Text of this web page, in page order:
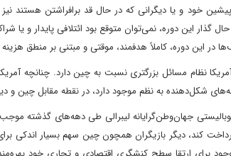
خود و یا دیگرانی که در حال قد برافراشتن هستند
گذار این دوره، نمی‌توان متوقع بود ائتلافی پایدار و
در این دوره، کاملاً هدفمند، موقتی و مبتنی بر منطق
نظام مسائل بزرگتری نسبت به چین دارد. چنانچه
شکل‌دهنده به نظم موجود دارد، در نقطه مقابل چین و
جهان‌وطن‌گرایانه لیبرالی طی دهه‌های گذشته
کند، دیگر بازیگران همچون چین سهم بسیار اندکی